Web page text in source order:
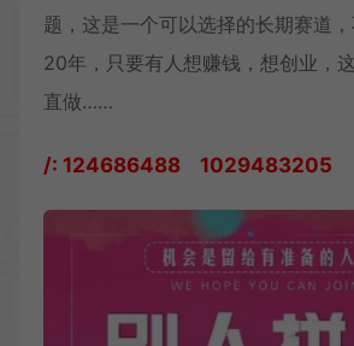
题，这是一个可以选择的长期赛道，
20年，只要有人想赚钱，想创业，
直做……
/: 124686488 1029483205